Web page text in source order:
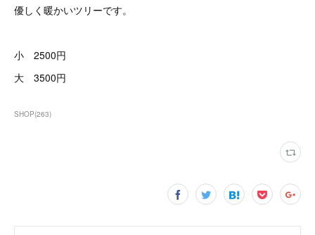
優しく暖かいツリーです。
小 2500円
大 3500円
SHOP(263)